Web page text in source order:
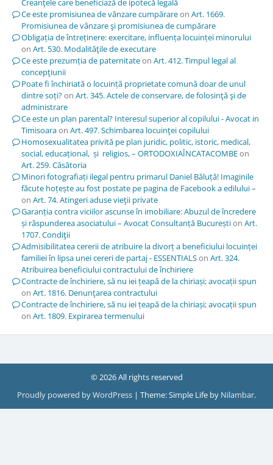
Creanţele care beneficiază de ipotecă legală
Ce este promisiunea de vânzare cumpărareon Art. 1669.
Promisiunea de vânzare şi promisiunea de cumpărare
Obligația de întreținere: exercitare, influența locuinței minorului
on Art. 530. Modalităţile de executare
Ce este prezumția de paternitateon Art. 412. Timpul legal al
concepţiunii
Poate fi închiriată o locuință proprietate comună doar de unul
dintre soți?on Art. 345. Actele de conservare, de folosinţă şi de
administrare
Ce este un plan parental? Interesul superior al copilului - Avocat in
Timisoaraon Art. 497. Schimbarea locuinţei copilului
Homosexualitatea privită pe plan juridic, politic, istoric, medical,
social, educațional, și religios, – ORTODOXIAÎNCATACOMBEon
Art. 259. Căsătoria
Minori fotografiați ilegal pentru primarul Daniel Băluță! Imaginile
făcute hoțește au fost postate pe pagina de Facebook a edilului –
on Art. 74. Atingeri aduse vieţii private
Garanția contra viciilor ascunse în imobiliare: Abuzul de încredere
și răspunderea asociatului – Avocat Consultanță Bucureștion Art.
1707. Condiţii
Admisibilitatea cererii de atribuire la divorț a beneficiului locuinței
familiei în lipsa unei cereri de partaj - ESSENTIALSon Art. 324.
Atribuirea beneficiului contractului de închiriere
Contracte de închiriere, să nu iei țeapă de la chiriași; avocații spun
on Art. 1816. Denunţarea contractului
Contracte de închiriere, să nu iei țeapă de la chiriași; avocații spun
on Art. 1809. Expirarea termenului
© 2026 All rights reserved
Proudly powered by WordPress | Theme: Simple Life by Nilambar.